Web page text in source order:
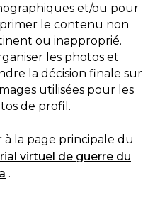
et/ou pour
le contenu non
ou inapproprié.
les photos et
la décision finale sur
utilisées pour les
de profil.
à la page principale du
virtuel de guerre du
.